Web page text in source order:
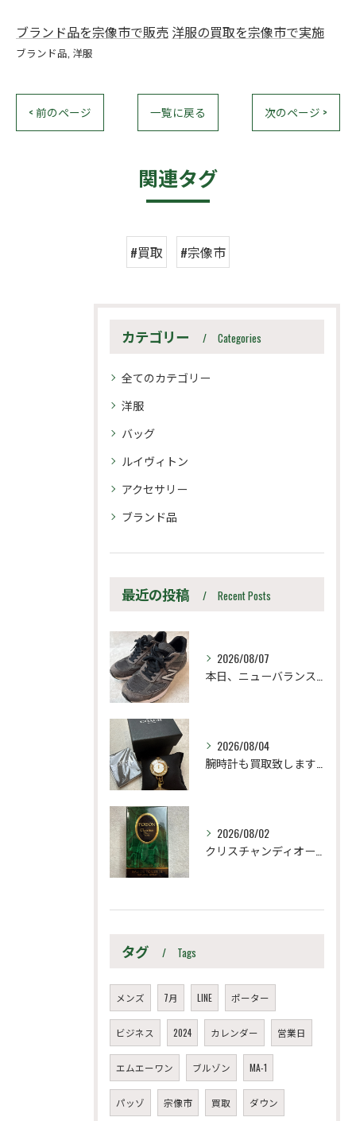
ブランド品を宗像市で販売 洋服の買取を宗像市で実施
ブランド品 洋服
< 前のページ 一覧に戻る 次のページ >
関連タグ
#買取 #宗像市
カテゴリー Categories
全てのカテゴリー
洋服
バッグ
ルイヴィトン
アクセサリー
ブランド品
最近の投稿 Recent Posts
2026/08/07
2026/08/04
2026/08/02
タグ Tags
メンズ 7月 LINE ポーター
ビジネス 2024 カレンダー 営業日
エムエーワン ブルゾン MA-1
パッゾ 宗像市 買取 ダウン